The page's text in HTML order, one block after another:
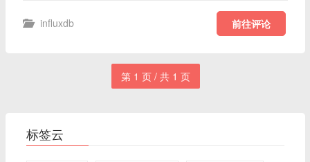
influxdb 前往评论
第 1 页 / 共 1 页
标签云